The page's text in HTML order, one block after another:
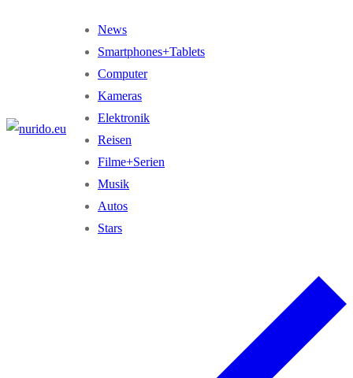
News
Smartphones+Tablets
Computer
Kameras
Elektronik
Reisen
Filme+Serien
Musik
Autos
Stars